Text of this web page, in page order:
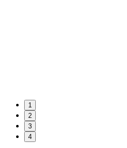
1
2
3
4